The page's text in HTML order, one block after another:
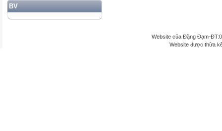
BV
Website của Đặng Đạm-
Website được thừa